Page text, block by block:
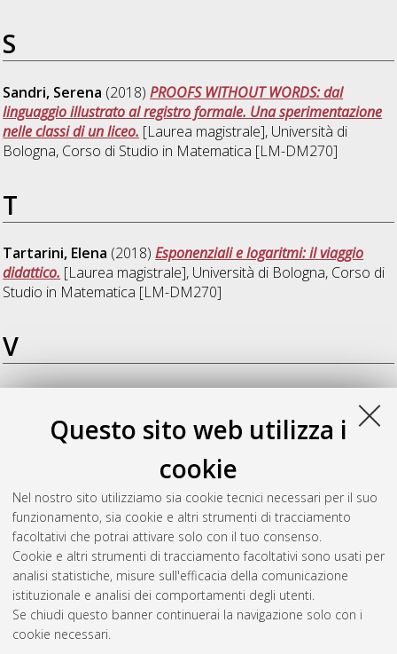
Questo sito web utilizza i
cookie
Nel nostro sito utilizziamo sia cookie tecnici necessari per il suo
funzionamento, sia cookie e altri strumenti di tracciamento
facoltativi che potrai attivare solo con il tuo consenso.
Cookie e altri strumenti di tracciamento facoltativi sono usati per
analisi statistiche, misure sull'efficacia della comunicazione
istituzionale e analisi dei comportamenti degli utenti.
Se chiudi questo banner continuerai la navigazione solo con i
cookie necessari.
S
Sandri, Serena (2018)PROOFS WITHOUT WORDS: dal
linguaggio illustrato al registro formale. Una sperimentazione
nelle classi di un liceo. [Laurea magistrale], Università di
Bologna, Corso di Studio in Matematica [LM-DM270]
T
Tartarini, Elena (2018)Esponenziali e logaritmi: il viaggio
didattico. [Laurea magistrale], Università di Bologna, Corso di
Studio in Matematica [LM-DM270]
V
[Laurea magistrale], Università di Bologna, Corso di
Studio inMatematica [LM-DM270], Documento ad accesso
dall'antichita agli albori del Novecento.[Laurea magistrale],
Università di Bologna, Corso di Studio in Matematica [LM-
DM270], Documento full-text non disponibile
Questa lista e' stata generata ilSat Aug 8 08:04:28 2026
CEST